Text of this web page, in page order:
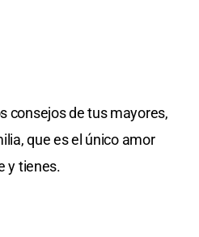
consejos de tus mayores,
que es el único amor
y tienes.